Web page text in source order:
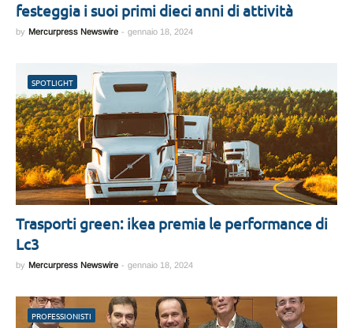
festeggia i suoi primi dieci anni di attività
by Mercurpress Newswire - gennaio 18, 2024
SPOTLIGHT
Trasporti green: ikea premia le performance di
Lc3
by Mercurpress Newswire - gennaio 18, 2024
PROFESSIONISTI